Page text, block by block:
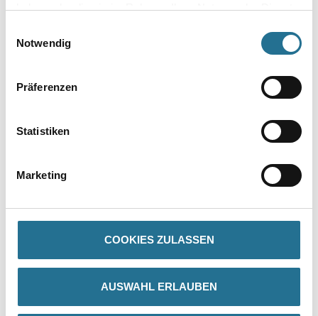
haben oder die sie im Rahmen Ihrer Nutzung der Dienste
Notwendig
Präferenzen
Statistiken
Marketing
COOKIES ZULASSEN
AUSWAHL ERLAUBEN
Umrechnungsfaktoren
PRODUKTEIGENSCHAFTEN
Produkteigenschaft
- Verankerungstiefe: 70 mm